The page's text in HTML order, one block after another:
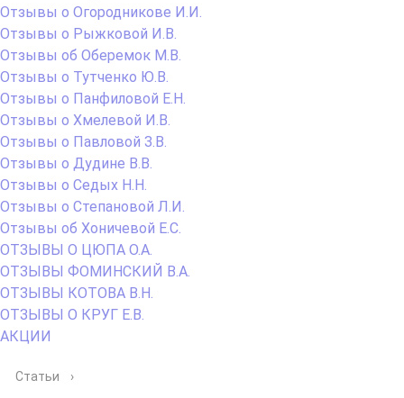
Отзывы о Огородникове И.И.
Отзывы о Рыжковой И.В.
Отзывы об Оберемок М.В.
Отзывы о Тутченко Ю.В.
Отзывы о Панфиловой Е.Н.
Отзывы о Хмелевой И.В.
Отзывы о Павловой З.В.
Отзывы о Дудине В.В.
Отзывы о Седых Н.Н.
Отзывы о Степановой Л.И.
Отзывы об Хоничевой Е.С.
ОТЗЫВЫ О ЦЮПА О.А.
ОТЗЫВЫ ФОМИНСКИЙ В.А.
ОТЗЫВЫ КОТОВА В.Н.
ОТЗЫВЫ О КРУГ Е.В.
АКЦИИ
Статьи ›